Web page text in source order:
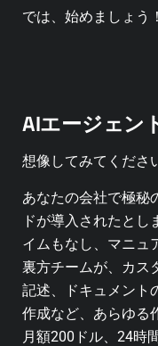
では、始めましょう！
AIエージェン
想像してみてくださ
あなたの会社で極秘
ドが導入されたとし
イムもなし、マニュ
裏方チームが、カス
記述、ドキュメント
作成など、あらゆる
月額200ドル、24時